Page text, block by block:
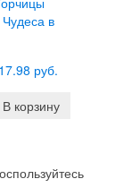
в
руб.
В корзину